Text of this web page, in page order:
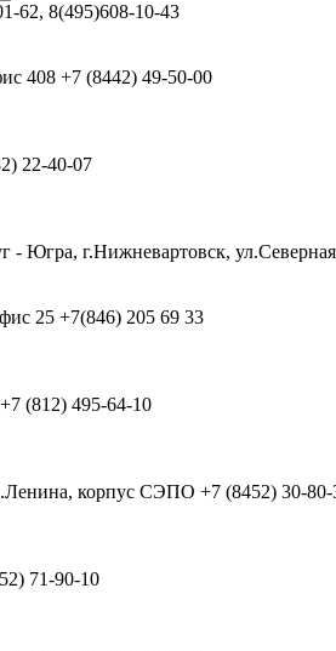
62, 8(495)608-10-43
408 +7 (8442) 49-50-00
22-40-07
Югра, г.Нижневартовск,
25 +7(846) 205 69 33
+7 (812) 495-64-10
корпус СЭПО +7 (8452) 30-
71-90-10